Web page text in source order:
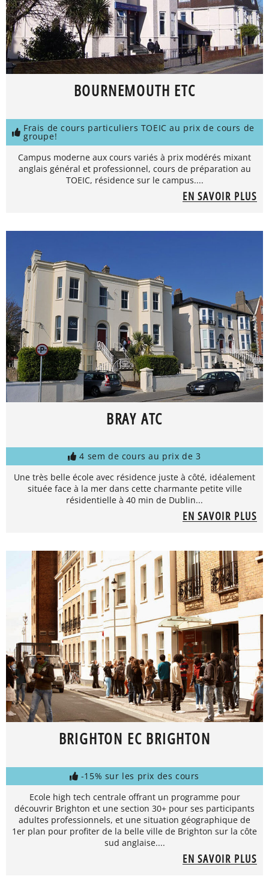
BOURNEMOUTH ETC
Frais de cours particuliers TOEIC au prix de cours de
groupe!
Campus moderne aux cours variés à prix modérés mixant
anglais général et professionnel, cours de préparation au
TOEIC, résidence sur le campus....
EN SAVOIR PLUS
BRAY ATC
4 sem de cours au prix de 3
Une très belle école avec résidence juste à côté, idéalement
située face à la mer dans cette charmante petite ville
résidentielle à 40 min de Dublin...
EN SAVOIR PLUS
BRIGHTON EC BRIGHTON
-15% sur les prix des cours
Ecole high tech centrale offrant un programme pour
découvrir Brighton et une section 30+ pour ses participants
adultes professionnels, et une situation géographique de
1er plan pour profiter de la belle ville de Brighton sur la côte
sud anglaise....
EN SAVOIR PLUS